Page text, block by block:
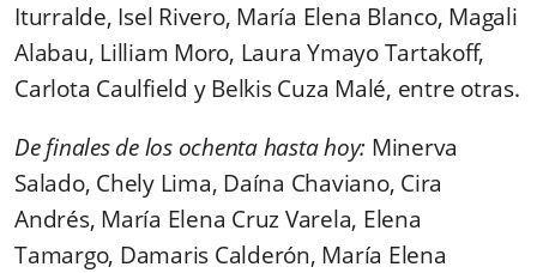
Iturralde, Isel Rivero, María Elena Blanco, Magali
Alabau, Lilliam Moro, Laura Ymayo Tartakoff,
Carlota Caulfield y Belkis Cuza Malé, entre otras.
De finales de los ochenta hasta hoy: Minerva
Salado, Chely Lima, Daína Chaviano, Cira
Andrés, María Elena Cruz Varela, Elena
Tamargo, Damaris Calderón, María Elena